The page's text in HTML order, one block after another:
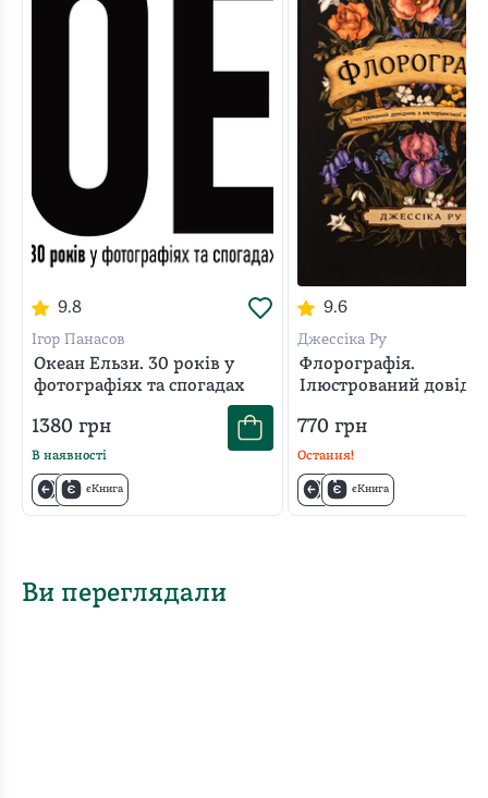
9.8
Ігор Панасов
Океан Ельзи. 30 років у
фотографіях та спогадах
1380 грн
В наявності
єКнига
9.6
Джессіка Ру
Флорографія.
Ілюстрований
770грн
Остання!
єКнига
Ви переглядали